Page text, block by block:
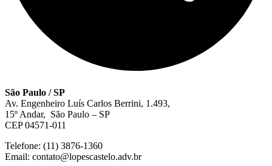
São Paulo / SP
Av. Engenheiro Luís Carlos Berrini, 1.493,
15º Andar, São Paulo – SP
CEP 04571-011
Telefone: (11) 3876-1360
Email: contato@lopescastelo.adv.br